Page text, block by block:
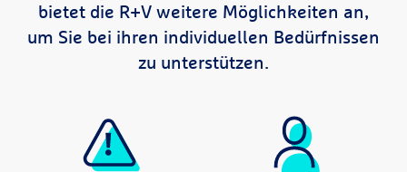
bietet die R+V weitere Möglichkeiten an,
um Sie bei ihren individuellen Bedürfnissen
zu unterstützen.